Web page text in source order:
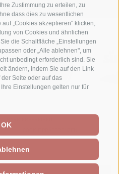
Zustimmung zu erteilen, zu
dass dies zu wesentlichen
„Cookies akzeptieren" klicken,
von Cookies und ähnlichen
die Schaltfläche „Einstellungen
oder „Alle ablehnen", um
unbedingt erforderlich sind. Sie
ändern, indem Sie auf den Link
Seite oder auf das
Einstellungen gelten nur für
OK